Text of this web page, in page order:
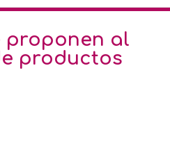
proponen al
productos